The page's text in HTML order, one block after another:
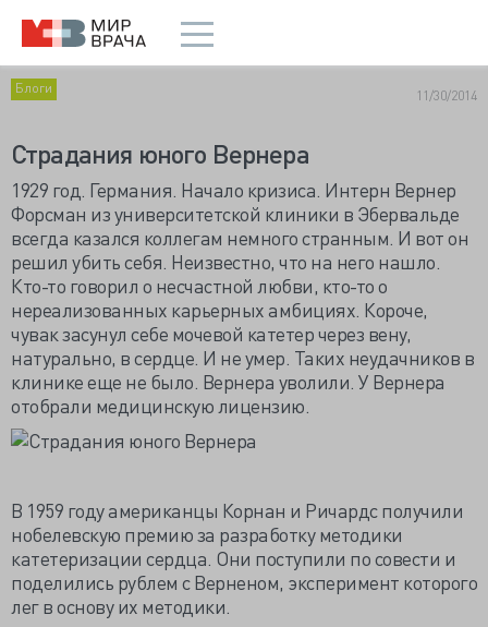
Блоги 11/30/2014
Страдания юного Вернера
1929 год. Германия. Начало кризиса. Интерн Вернер
Форсман из университетской клиники в Эбервальде
всегда казался коллегам немного странным. И вот он
решил убить себя. Неизвестно, что на него нашло.
Кто-то говорил о несчастной любви, кто-то о
нереализованных карьерных амбициях. Короче,
чувак засунул себе мочевой катетер через вену,
натурально, в сердце. И не умер. Таких неудачников в
клинике еще не было. Вернера уволили. У Вернера
отобрали медицинскую лицензию.
В 1959 году американцы Корнан и Ричардс получили
нобелевскую премию за разработку методики
катетеризации сердца. Они поступили по совести и
поделились рублем с Верненом, эксперимент которого
лег в основу их методики.